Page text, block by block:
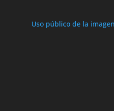
Uso público de la